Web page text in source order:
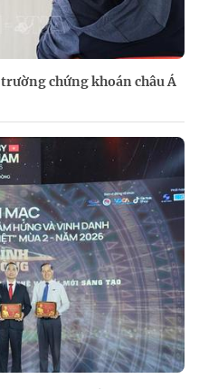
chứng khoán châu Á